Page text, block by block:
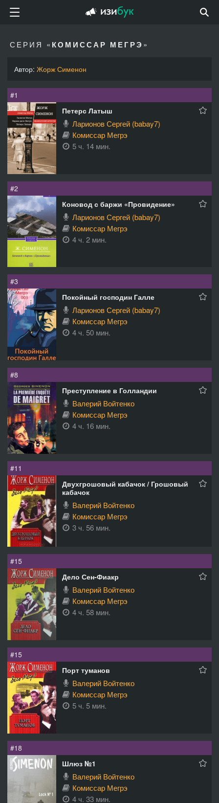
СЕРИЯ « КОМИССАР МЕГРЭ »
Автор: Жорж Сименон
#1
Петерс Латыш
Ларионов Сергей (babay7)
Комиссар Мегрэ
5 ч. 14 мин.
#2
Коновод с баржи «Провидение»
Ларионов Сергей (babay7)
Комиссар Мегрэ
4 ч. 2 мин.
#3
Покойный господин Галле
Ларионов Сергей (babay7)
Комиссар Мегрэ
4 ч. 50 мин.
#8
Преступление в Голландии
Валерий Войтенко
Комиссар Мегрэ
4 ч. 16 мин.
#11
Двухгрошовый кабачок / Грошовый
кабачок
Валерий Войтенко
Комиссар Мегрэ
3 ч. 56 мин.
#15
Дело Сен-Фиакр
Валерий Войтенко
Комиссар Мегрэ
4 ч. 58 мин.
#15
Порт туманов
Валерий Войтенко
Комиссар Мегрэ
5 ч. 5 мин.
#18
Шлюз №1
Валерий Войтенко
Комиссар Мегрэ
4 ч. 33 мин.